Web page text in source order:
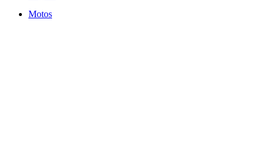
Motos